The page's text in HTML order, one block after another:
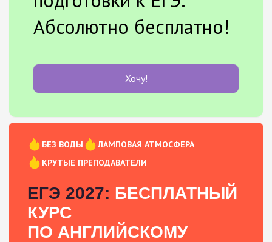
Абсолютно бесплатно!
Хочу!
БЕЗ ВОДЫ
ЛАМПОВАЯ АТМОСФЕРА
КРУТЫЕ ПРЕПОДАВАТЕЛИ
ЕГЭ 2027: БЕСПЛАТНЫЙ
КУРС
ПО АНГЛИЙСКОМУ